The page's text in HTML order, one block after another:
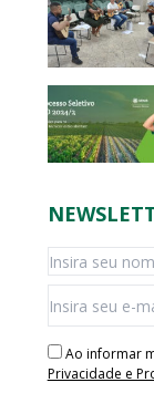
Ao informar
Privacidade e